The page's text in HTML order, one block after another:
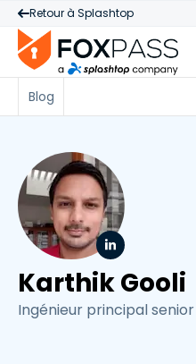
Retour à Splashtop
Blog
Karthik Gooli
Ingénieur principal senior